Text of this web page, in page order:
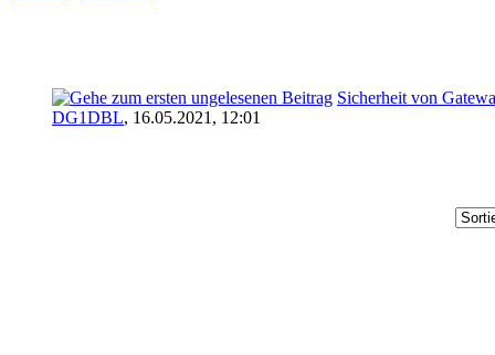
Sicherheit von
DG1DBL, 16.05.2021, 12:01